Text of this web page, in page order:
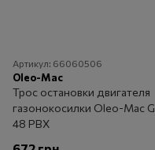
Артикул: 66060506
Oleo-Mac
Трос остановки двигателя
газонокосилки Oleo-Mac G
48 PBX